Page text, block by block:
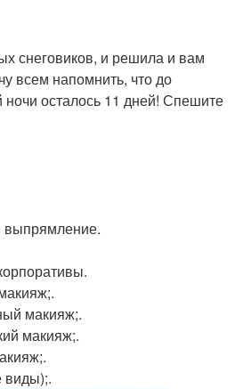
снеговиков, и решила и вам
всем напомнить, что до
осталось 11 дней! Спешите
выпрямление.
макияж;.
макияж;.
виды);.